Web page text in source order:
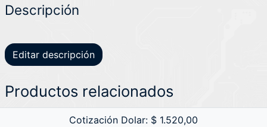
Descripción
Editar descripción
Productos relacionados
Cotización Dolar: $ 1.520,00